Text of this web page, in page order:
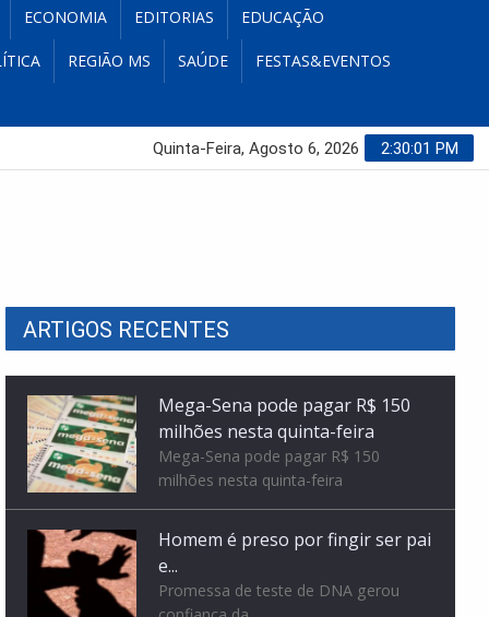
ECONOMIA EDITORIAS EDUCAÇÃO
REGIÃO MS SAÚDE FESTAS&EVENTOS
2:30:02 PM
Quinta-Feira, Agosto 6, 2026
ARTIGOS RECENTES
milhões nesta quinta-feira
Mega-Sena pode pagar R$ 150
milhões nesta quinta-feira
Homem é preso por fingir ser pai
e...
Promessa de teste de DNA gerou
confiança da...
Motociclista é atingida por fio e
leva 14...
Motociclista é atingida por fio e leva